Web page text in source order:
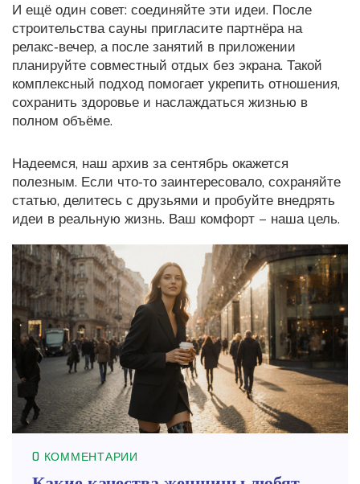
И ещё один совет: соединяйте эти идеи. После
строительства сауны пригласите партнёра на
релакс‑вечер, а после занятий в приложении
планируйте совместный отдых без экрана. Такой
комплексный подход помогает укрепить отношения,
сохранить здоровье и наслаждаться жизнью в
полном объёме.
Надеемся, наш архив за сентябрь окажется
полезным. Если что‑то заинтересовало, сохраняйте
статью, делитесь с друзьями и пробуйте внедрять
идеи в реальную жизнь. Ваш комфорт – наша цель.
0 КОММЕНТАРИИ